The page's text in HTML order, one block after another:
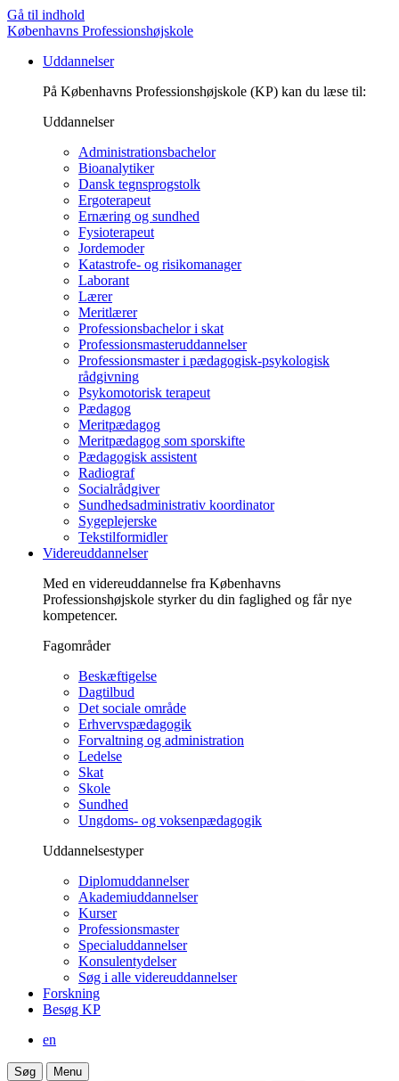
Gå til indhold
Københavns Professionshøjskole
Uddannelser
På Københavns Professionshøjskole (KP) kan du læse til:
Uddannelser
Administrationsbachelor
Bioanalytiker
Dansk tegnsprogstolk
Ergoterapeut
Ernæring og sundhed
Fysioterapeut
Jordemoder
Katastrofe- og risikomanager
Laborant
Lærer
Meritlærer
Professionsbachelor i skat
Professionsmasteruddannelser
Professionsmaster i pædagogisk-psykologisk
rådgivning
Psykomotorisk terapeut
Pædagog
Meritpædagog
Meritpædagog som sporskifte
Pædagogisk assistent
Radiograf
Socialrådgiver
Sundhedsadministrativ koordinator
Sygeplejerske
Tekstilformidler
Videreuddannelser
Med en videreuddannelse fra Københavns
Professionshøjskole styrker du din faglighed og får nye
kompetencer.
Fagområder
Beskæftigelse
Dagtilbud
Det sociale område
Erhvervspædagogik
Forvaltning og administration
Ledelse
Skat
Skole
Sundhed
Ungdoms- og voksenpædagogik
Uddannelsestyper
Diplomuddannelser
Akademiuddannelser
Kurser
Professionsmaster
Specialuddannelser
Konsulentydelser
Søg i alle videreuddannelser
Forskning
Besøg KP
en
Søg Menu